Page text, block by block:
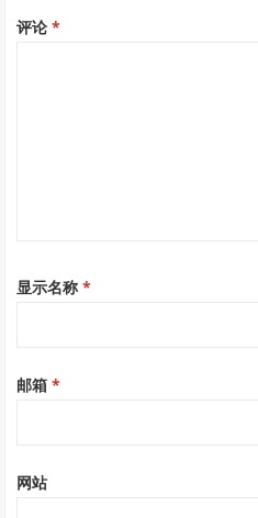
评论*
显示名称*
邮箱*
网站